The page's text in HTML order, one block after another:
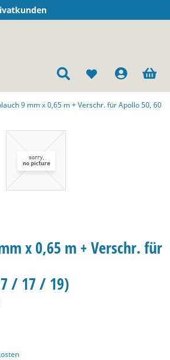
9 mm x 0,65 m + Verschr. für Apollo 50, 60
x 0,65 m + Verschr. für
/ 17 / 19)